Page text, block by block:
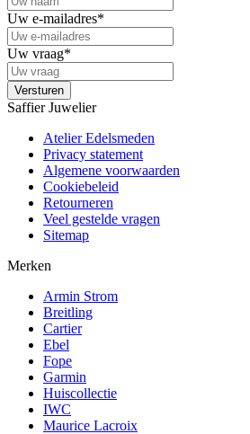
Uw e-mailadres*
Uw vraag*
Saffier Juwelier
Atelier Edelsmeden
Privacy statement
Algemene voorwaarden
Cookiebeleid
Retourneren
Veel gestelde vragen
Sitemap
Merken
Armin Strom
Breitling
Cartier
Ebel
Fope
Garmin
Huiscollectie
IWC
Maurice Lacroix